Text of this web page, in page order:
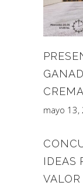
mayo 13,
IDEAS